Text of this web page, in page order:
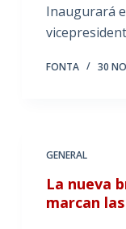
Inaugurará
FONTA 30
GENERAL
La nueva
marcan